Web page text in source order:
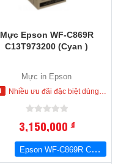
Mực Epson WF-C869R
C13T973200 (Cyan )
Mực in Epson
Nhiều ưu đãi đặc biệt dùng cho khách hàng đặt mua ngay trong hôm nay
3,150,000đ
Epson WF-C869R C13T973200 (Cyan )